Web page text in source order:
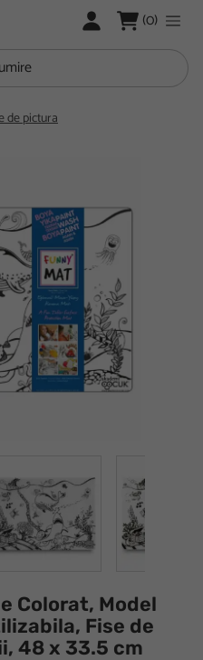
LOGARE (0)
de pictura
Colorat, Model
Fise de
48 x 33.5 cm